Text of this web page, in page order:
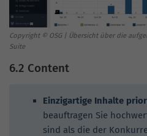
Copyright © OSG | Übersicht über die
Suite
6.2 Content
Einzigartige Inhalte
beauftragen Sie
sind als die der